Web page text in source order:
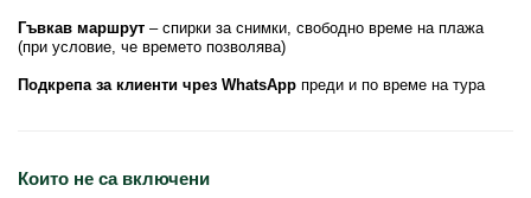
Гъвкав маршрут – спирки за снимки, свободно време на плажа
(при условие, че времето позволява)
Подкрепа за клиенти чрез WhatsApp преди и по време на тура
Които не са включени